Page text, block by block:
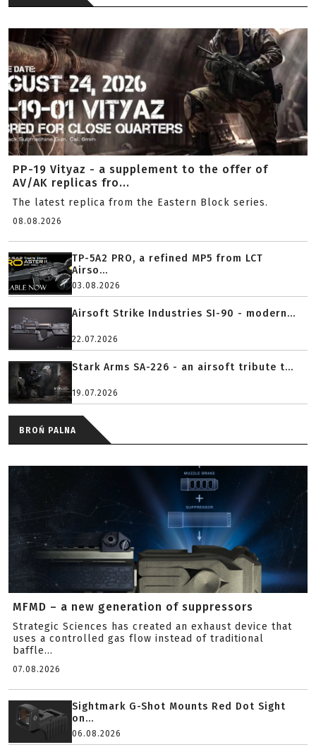
PP-19 Vityaz - a supplement to the offer of
AV/AK replicas fro...
The latest replica from the Eastern Block series.
08.08.2026
TP-5A2 PRO, a refined MP5 from LCT
Airso...
03.08.2026
Airsoft Strike Industries SI-90 - modern...
22.07.2026
Stark Arms SA-226 - an airsoft tribute t...
19.07.2026
BROŃ PALNA
MFMD – a new generation of suppressors
Strategic Sciences has created an exhaust device that
uses a controlled gas flow instead of traditional
baffle...
07.08.2026
Sightmark G-Shot Mounts Red Dot Sight
on...
06.08.2026